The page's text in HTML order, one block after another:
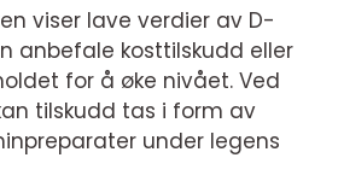
viser lave verdier av D-
anbefale kosttilskudd eller
for å øke nivået. Ved
tilskudd tas i form av
under legens